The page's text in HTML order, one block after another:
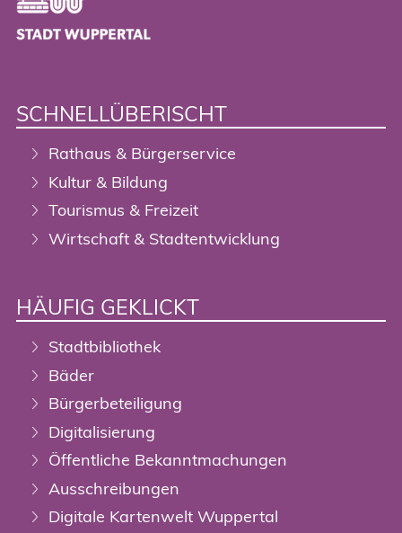
SCHNELLÜBERISCHT
Rathaus & Bürgerservice
Kultur & Bildung
Tourismus & Freizeit
Wirtschaft & Stadtentwicklung
HÄUFIG GEKLICKT
Stadtbibliothek
Bäder
Bürgerbeteiligung
Digitalisierung
Öffentliche Bekanntmachungen
Ausschreibungen
Digitale Kartenwelt Wuppertal